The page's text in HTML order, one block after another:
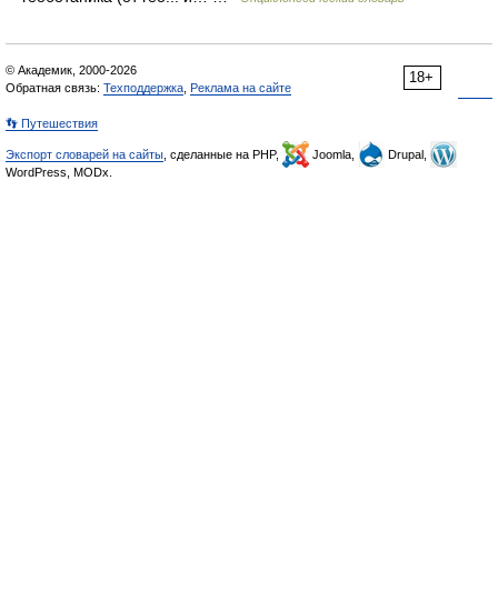
18+
© Академик, 2000-2026
Обратная связь: Техподдержка Реклама на сайте
👣 Путешествия
Экспорт словарей на сайты , сделанные на PHP, Joomla,
Drupal,
WordPress, MODx.